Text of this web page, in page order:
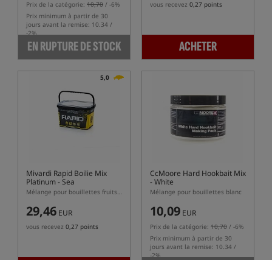
Prix de la catégorie: 10,70 / -6%
Prix minimum à partir de 30
jours avant la remise: 10.34 /
-2%
EN RUPTURE DE STOCK
vous recevez 0,27 points
ACHETER
5,0
Mivardi Rapid Boilie Mix
Platinum - Sea
Mélange pour bouillettes fruits de mer
29,46 EUR
vous recevez 0,27 points
CcMoore Hard Hookbait Mix
- White
Mélange pour bouillettes blanc
10,09 EUR
Prix de la catégorie: 10,70 / -6%
Prix minimum à partir de 30
jours avant la remise: 10.34 /
-2%